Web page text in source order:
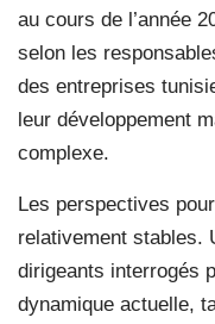
au cours de l’année
selon les
des entreprises
leur développement
complexe.
Les perspectives
relativement stables.
dirigeants interrogés
dynamique actuelle,